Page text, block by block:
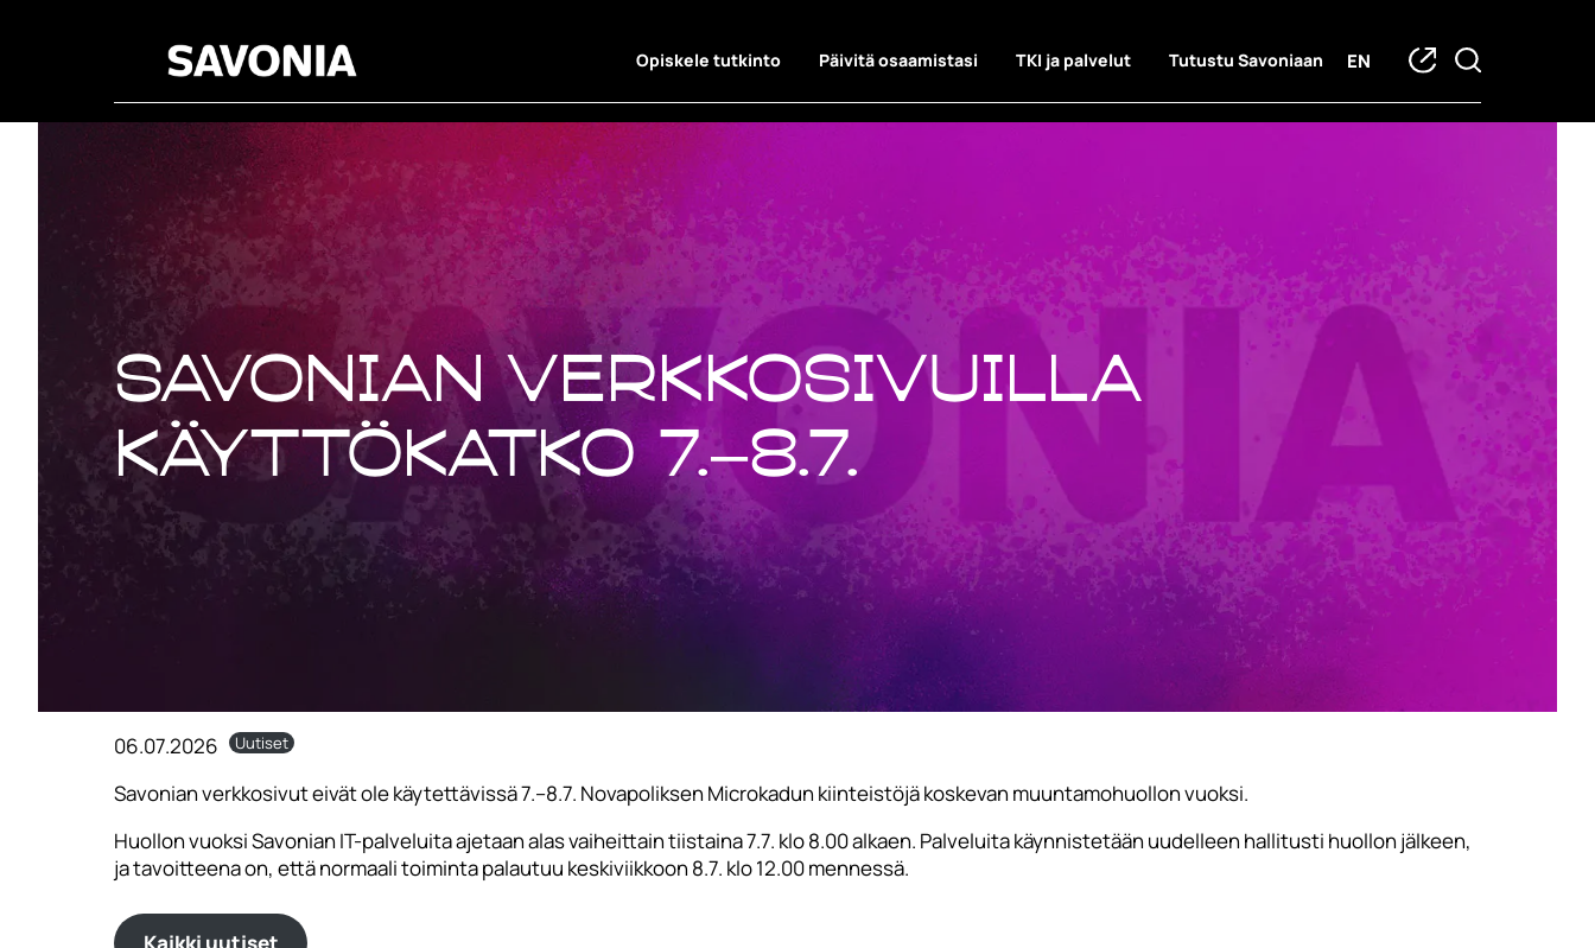
Opiskele tutkinto Päivitä osaamistasi TKI ja palvelut Tutustu Savoniaan EN
Savonian verkkosivuilla
käyttökatko 7.–8.7.
06.07.2026 Uutiset
Savonian verkkosivut eivät ole käytettävissä 7.–8.7. Novapoliksen Microkadun kiinteistöjä koskevan muuntamohuollon vuoksi.
Huollon vuoksi Savonian IT-palveluita ajetaan alas vaiheittain tiistaina 7.7. klo 8.00 alkaen. Palveluita käynnistetään uudelleen hallitusti huollon jälkeen,
ja tavoitteena on, että normaali toiminta palautuu keskiviikkoon 8.7. klo 12.00 mennessä.